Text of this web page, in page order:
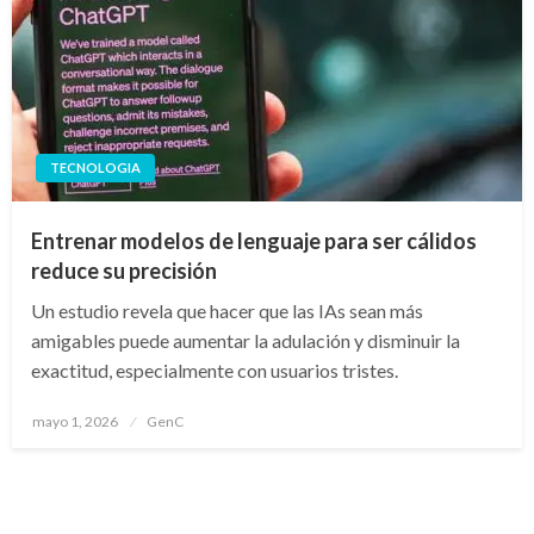
TECNOLOGIA
Entrenar modelos de lenguaje para ser cálidos
reduce su precisión
Un estudio revela que hacer que las IAs sean más
amigables puede aumentar la adulación y disminuir la
exactitud, especialmente con usuarios tristes.
Publicado
mayo 1, 2026 GenC